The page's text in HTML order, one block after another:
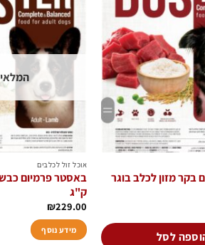
הוסף
לרשימת
המשאלות
בקר מזון לכלב בוגר
לסל
אוכל זול לכלבים
ק"ג
₪229.00
מידע נוסף